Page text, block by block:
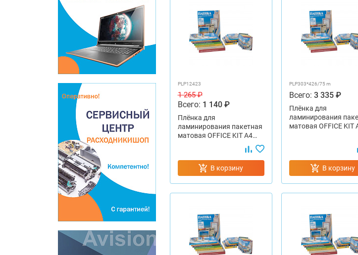
PLP12423
1 265 ₽
Всего: 1 140 ₽
Плёнка для
ламинирования пакетная
матовая OFFICE KIT А4…
В корзину
PLP303*426/75 m
Всего:3 335 ₽
Плёнка для
ламинирования
матовая OFFICE KIT
В корзину